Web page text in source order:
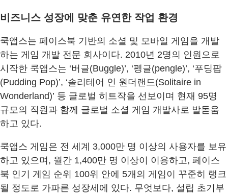
비즈니스 성장에 맞춘 유연한 작업 환경
쿡앱스는 페이스북 기반의 소셜 및 모바일 게임을 개발
하는 게임 개발 전문 회사이다. 2010년 2명의 인원으로
시작한 쿡앱스는 ‘버글(Buggle)’, ‘펭글(pengle)’, ‘푸딩팝
(Pudding Pop)’, ‘솔리테어 인 원더랜드(Solitaire in
Wonderland)’ 등 글로벌 히트작을 선보이며 현재 95명
규모의 직원과 함께 글로벌 소셜 게임 개발사로 발돋움
하고 있다.
쿡앱스 게임은 전 세계 3,000만 명 이상의 사용자를 보유
하고 있으며, 월간 1,400만 명 이상이 이용하고, 페이스
북 인기 게임 순위 100위 안에 5개의 게임이 꾸준히 랭크
될 정도로 가파른 성장세에 있다. 무엇보다, 설립 초기부